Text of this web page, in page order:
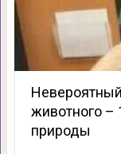
животного –
природы